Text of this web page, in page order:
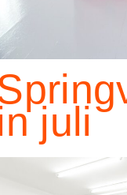
juli